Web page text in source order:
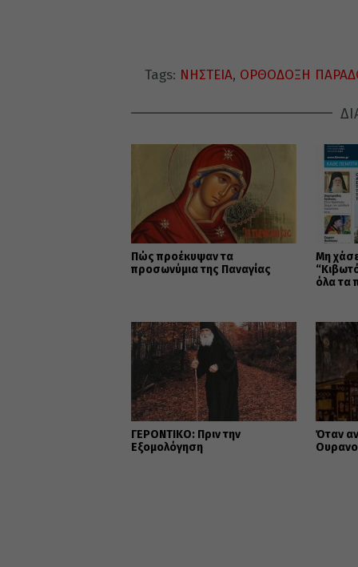
Tags: ΝΗΣΤΕΙΑ, ΟΡΘΟΔΟΞΗ
Πώς προέκυψαν τα
προσωνύμια της Παναγίας
Μη
όλα τα
ΓΕΡΟΝΤΙΚΟ: Πριν την
Εξομολόγηση
Όταν